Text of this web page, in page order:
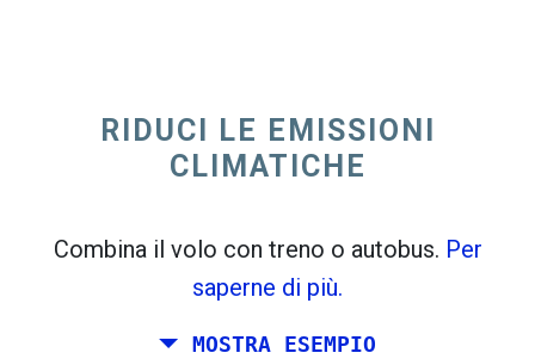
RIDUCI LE EMISSIONI
CLIMATICHE
Combina il volo con treno o autobus. Per
saperne di più.
MOSTRA ESEMPIO